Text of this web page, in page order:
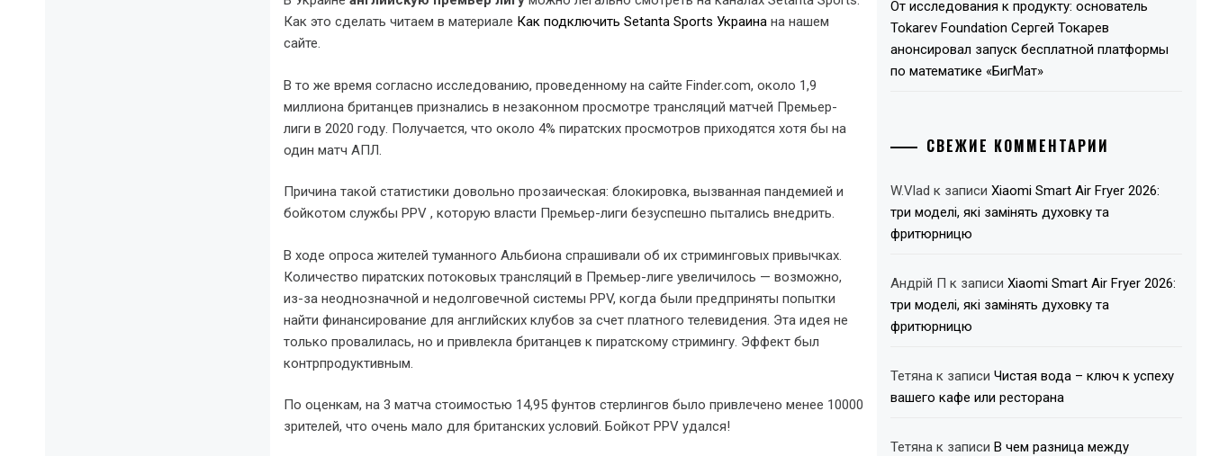
Как это сделать читаем в материале Как подключить Setanta Sports Украина на нашем
сайте.
В то же время согласно исследованию, проведенному на сайте Finder.com, около 1,9
миллиона британцев признались в незаконном просмотре трансляций матчей Премьер-
лиги в 2020 году. Получается, что около 4% пиратских просмотров приходятся хотя бы на
один матч АПЛ.
Причина такой статистики довольно прозаическая: блокировка, вызванная пандемией и
бойкотом службы PPV , которую власти Премьер-лиги безуспешно пытались внедрить.
В ходе опроса жителей туманного Альбиона спрашивали об их стриминговых привычках.
Количество пиратских потоковых трансляций в Премьер-лиге увеличилось — возможно,
из-за неоднозначной и недолговечной системы PPV, когда были предприняты попытки
найти финансирование для английских клубов за счет платного телевидения. Эта идея не
только провалилась, но и привлекла британцев к пиратскому стримингу. Эффект был
контрпродуктивным.
По оценкам, на 3 матча стоимостью 14,95 фунтов стерлингов было привлечено менее 10000
зрителей, что очень мало для британских условий. Бойкот PPV удался!
От исследования к продукту: основатель
Tokarev Foundation Сергей Токарев
анонсировал запуск бесплатной платформы
по математике «БигМат»
СВЕЖИЕ КОММЕНТАРИИ
W.Vlad к записиXiaomi Smart Air Fryer 2026:
три моделі, які замінять духовку та
фритюрницю
Андрій П к записиXiaomi Smart Air Fryer 2026:
три моделі, які замінять духовку та
фритюрницю
Тетяна к записиЧистая вода – ключ к успеху
вашего кафе или ресторана
Тетяна к записиВ чем разница между